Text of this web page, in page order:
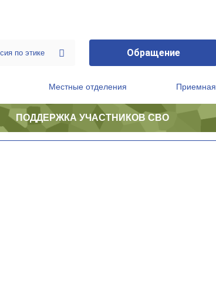
Обращение
Местные отделения Приемная
ПОДДЕРЖКА УЧАСТНИКОВ СВО